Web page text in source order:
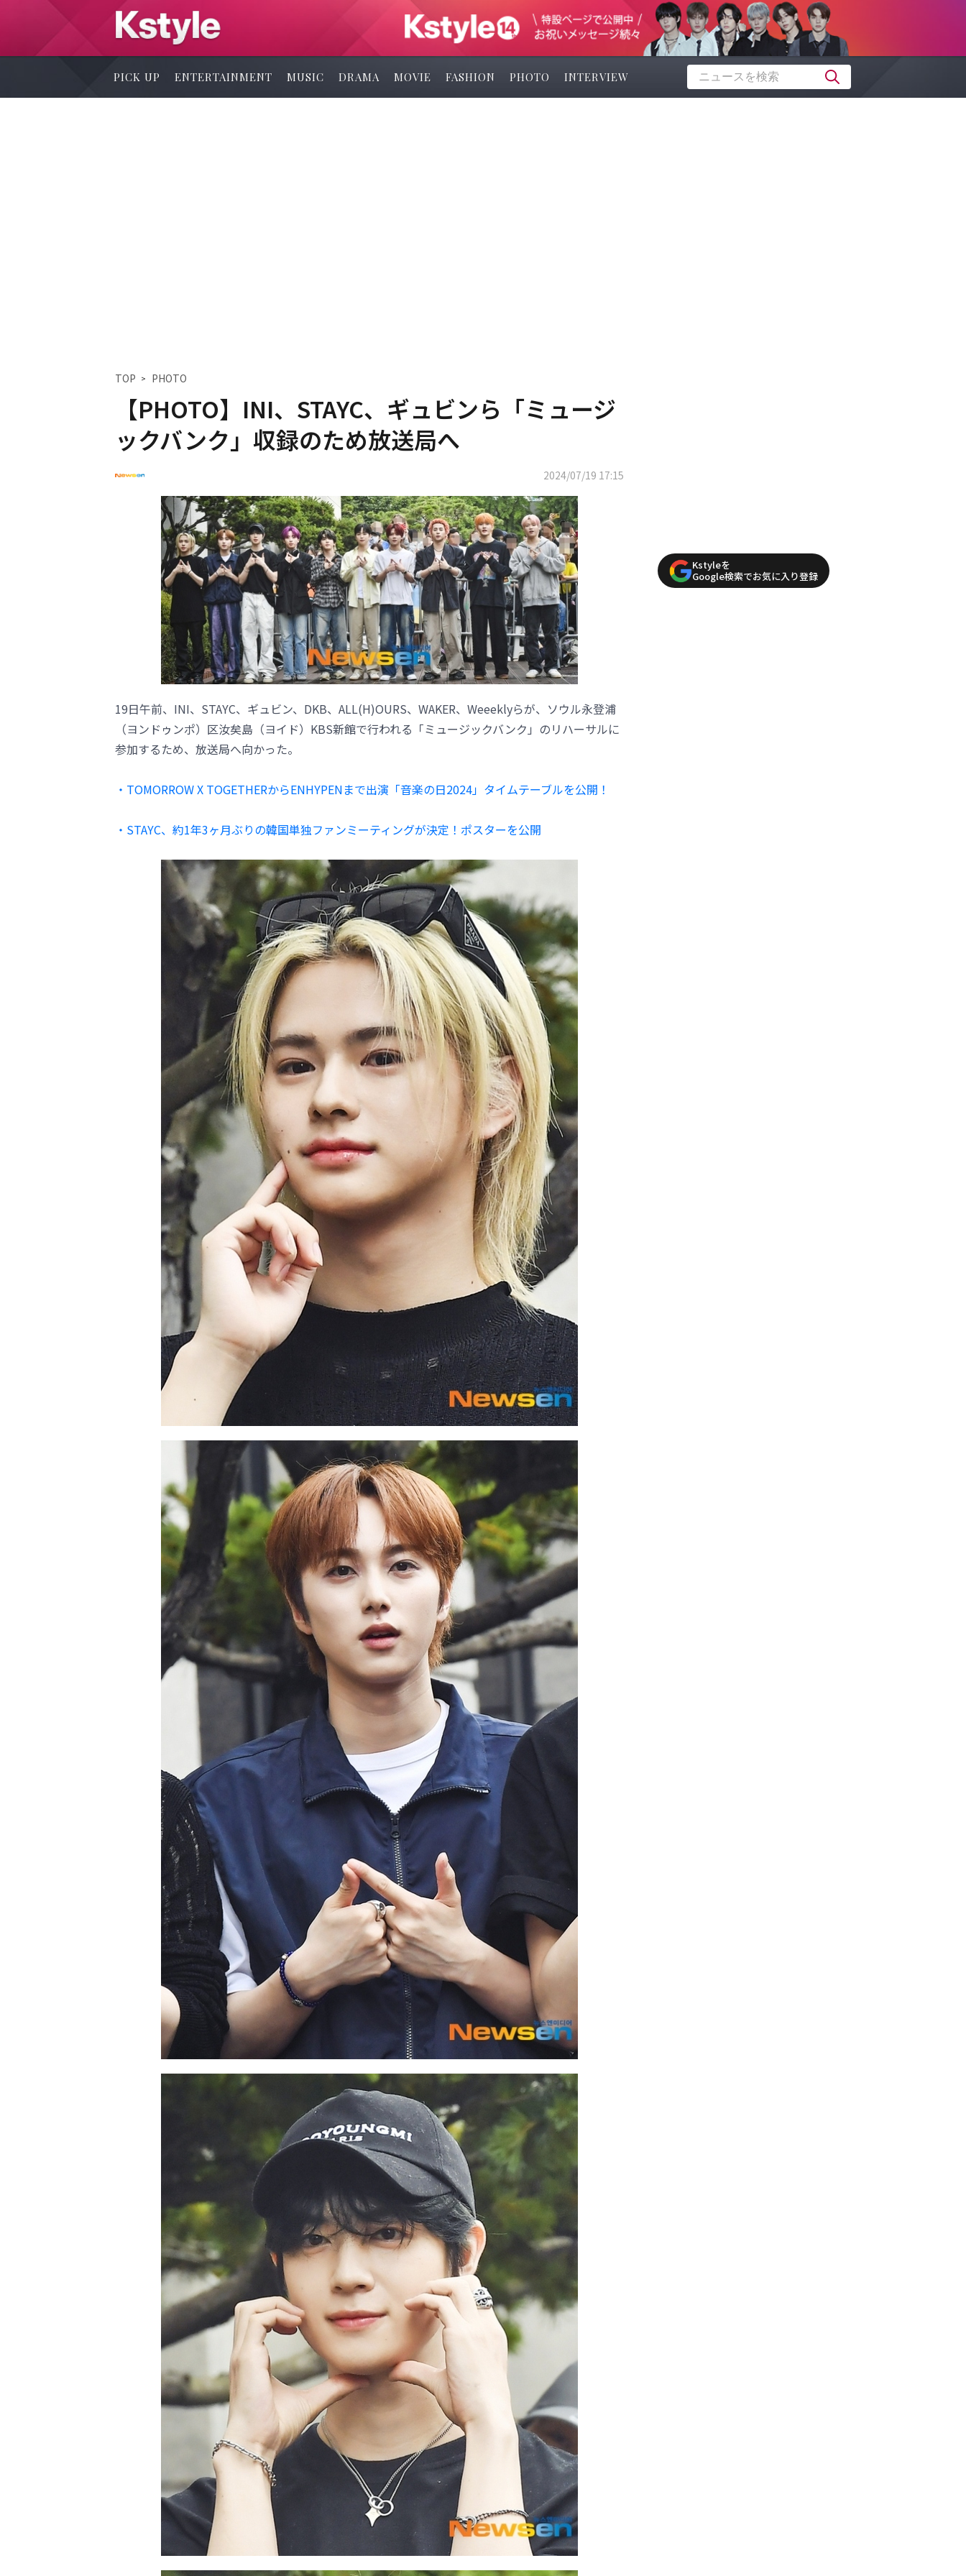
PICK UP ENTERTAINMENT MUSIC DRAMA MOVIE FASHION PHOTO INTERVIEW
TOP PHOTO
【PHOTO】INI、STAYC、ギュビンら「ミュージ
ックバンク」収録のため放送局へ
2024/07/19 17:15
19日午前、INI、STAYC、ギュビン、DKB、ALL(H)OURS、WAKER、Weeeklyらが、ソウル永登浦
（ヨンドゥンポ）区汝矣島（ヨイド）KBS新館で行われる「ミュージックバンク」のリハーサルに
参加するため、放送局へ向かった。
・TOMORROW X TOGETHERからENHYPENまで出演「音楽の日2024」タイムテーブルを公開！
・STAYC、約1年3ヶ月ぶりの韓国単独ファンミーティングが決定！ポスターを公開
Kstyleを
Google検索でお気に入り登録